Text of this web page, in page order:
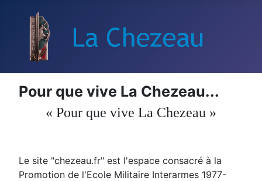
Pour que vive La Chezeau...
« Pour que vive La Chezeau »
Le site "chezeau.fr" est l'espace consacré à la
Promotion de l'Ecole Militaire Interarmes 1977-